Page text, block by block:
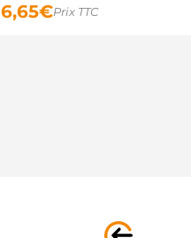
6,65€Prix TTC